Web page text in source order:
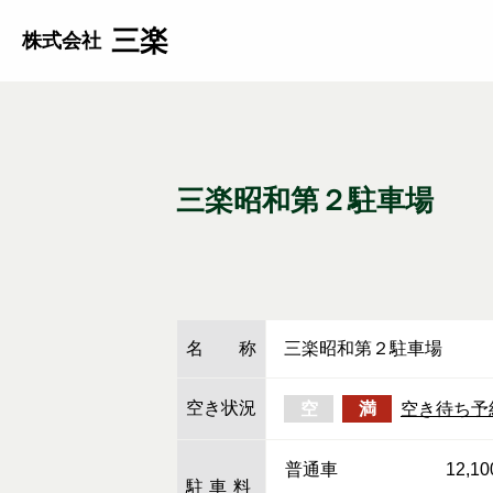
株式会社 三楽
三楽昭和第２駐車場
名称 三楽昭和第２駐車場
空き状況 空 満 空き待ち予
駐車料
普通車